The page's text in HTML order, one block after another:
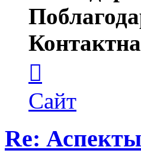
пользователя
Бегемот
Сайт
Re: